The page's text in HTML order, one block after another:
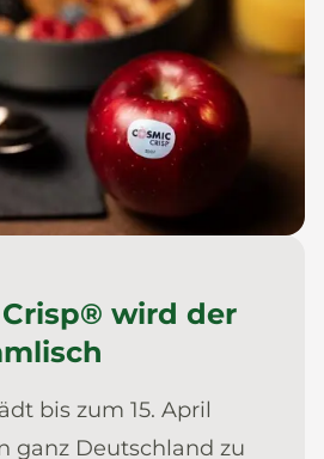
wird der
bis zum 15. April
ganz Deutschland zu